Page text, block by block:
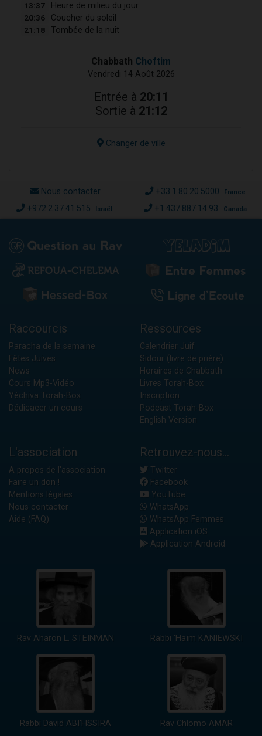
13:37 Heure de milieu du jour
20:36 Coucher du soleil
21:18 Tombée de la nuit
Chabbath Choftim
Vendredi 14 Août 2026
Entrée à 20:11
Sortie à 21:12
Changer de ville
Nous contacter +33.1.80.20.5000 France
+972.2.37.41.515 Israël +1.437.887.14.93 Canada
Raccourcis
Paracha de la semaine
Fêtes Juives
News
Cours Mp3-Vidéo
Yéchiva Torah-Box
Dédicacer un cours
Ressources
Calendrier Juif
Sidour (livre de prière)
Horaires de Chabbath
Livres Torah-Box
Inscription
Podcast Torah-Box
English Version
L'association
A propos de l'association
Faire un don !
Mentions légales
Nous contacter
Aide (FAQ)
Retrouvez-nous...
Twitter
Facebook
YouTube
WhatsApp
WhatsApp Femmes
Application iOS
Application Android
Rav Aharon L. STEINMAN Rabbi 'Haïm KANIEWSKI
Rabbi David ABI'HSSIRA Rav Chlomo AMAR